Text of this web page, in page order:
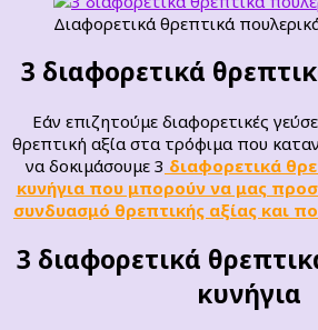
Διαφορετικά θρεπτικά
3 διαφορετικά
Εάν επιζητούμε διαφορετικές
θρεπτική αξία στα τρόφιμα που
να δοκιμάσουμε 3 διαφορετικά
κυνήγια που μπορούν να μας
συνδυασμό θρεπτικής αξίας και
3 διαφορετικά
κυνήγια